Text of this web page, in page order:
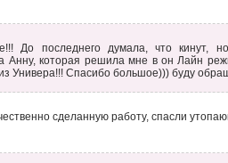
До последнего думала, что кинут,
Анну, которая решила мне в он Лайн
Универа!!! Спасибо большое))) буду
сделанную работу, спасли